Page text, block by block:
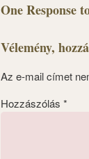
One Response
Vélemény,
Az e-mail címet
Hozzászólás *